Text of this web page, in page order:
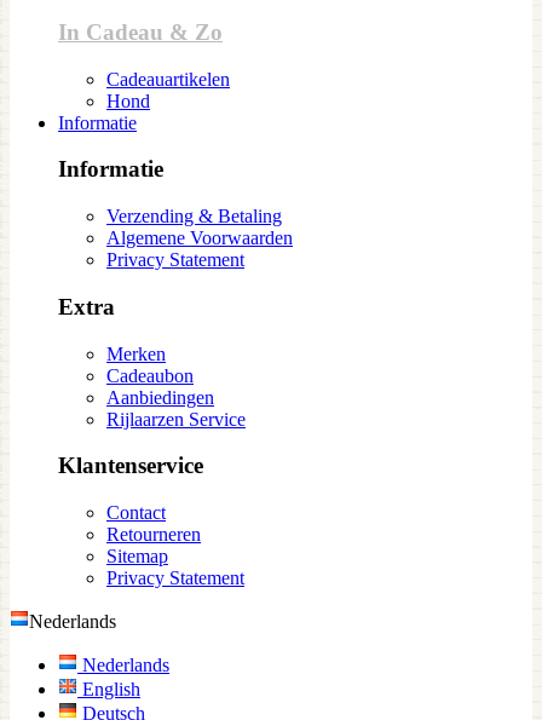
In Cadeau & Zo
Cadeauartikelen
Hond
Informatie
Informatie
Verzending & Betaling
Algemene Voorwaarden
Privacy Statement
Extra
Merken
Cadeaubon
Aanbiedingen
Rijlaarzen Service
Klantenservice
Contact
Retourneren
Sitemap
Privacy Statement
Nederlands
Nederlands
English
Deutsch